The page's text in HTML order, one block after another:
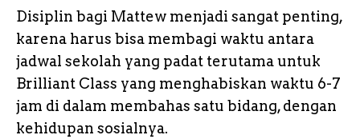
Disiplin bagi Mattew menjadi sangat penting,
karena harus bisa membagi waktu antara
jadwal sekolah yang padat terutama untuk
Brilliant Class yang menghabiskan waktu 6-7
jam di dalam membahas satu bidang, dengan
kehidupan sosialnya.